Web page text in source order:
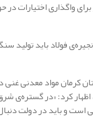
واگذاری اختیارات
فولاد باید
کرمان مواد معدنی
کرد: «در گستره‌ی
است و باید در دولت